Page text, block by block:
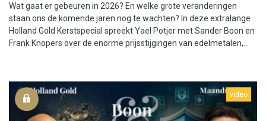
Wat gaat er gebeuren in 2026? En welke grote veranderingen
staan ons de komende jaren nog te wachten? In deze extralange
Holland Gold Kerstspecial spreekt Yael Potjer met Sander Boon en
Frank Knopers over de enorme prijsstijgingen van edelmetalen,...
video